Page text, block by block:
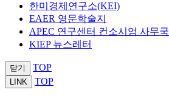
한미경제연구소(KEI)
EAER 영문학술지
APEC 연구센터 컨소시엄 사무국
KIEP 뉴스레터
닫기 TOP
LINK TOP